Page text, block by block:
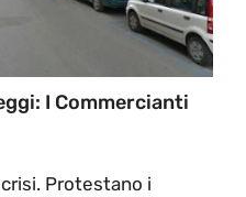
I Commercianti
Protestano i